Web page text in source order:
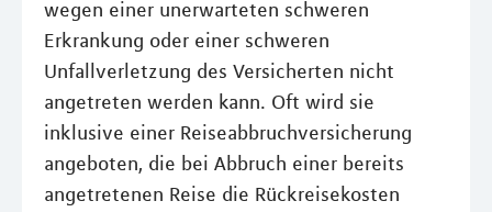
wegen einer unerwarteten schweren
Erkrankung oder einer schweren
Unfallverletzung des Versicherten nicht
angetreten werden kann. Oft wird sie
inklusive einer Reiseabbruchversicherung
angeboten, die bei Abbruch einer bereits
angetretenen Reise die Rückreisekosten